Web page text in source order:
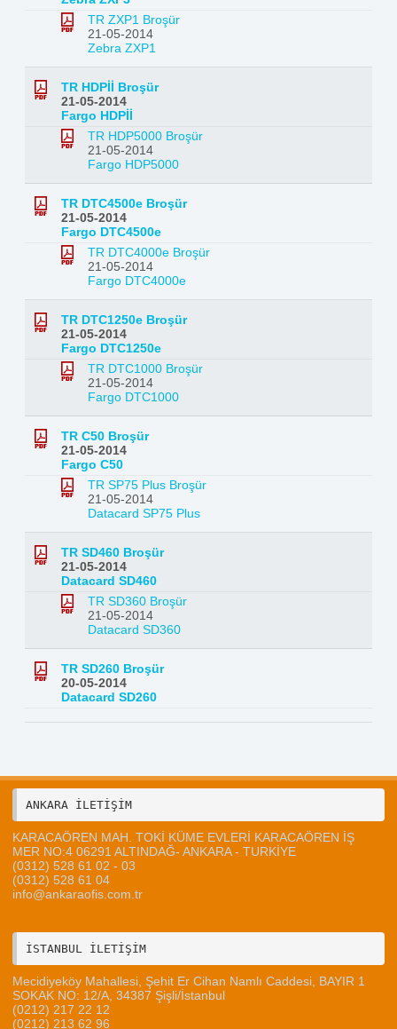
TR ZXP1 Broşür
21-05-2014
Zebra ZXP1
TR HDPİİ Broşür
21-05-2014
Fargo HDPİİ
TR HDP5000 Broşür
21-05-2014
Fargo HDP5000
TR DTC4500e Broşür
21-05-2014
Fargo DTC4500e
TR DTC4000e Broşür
21-05-2014
Fargo DTC4000e
TR DTC1250e Broşür
21-05-2014
Fargo DTC1250e
TR DTC1000 Broşür
21-05-2014
Fargo DTC1000
TR C50 Broşür
21-05-2014
Fargo C50
TR SP75 Plus Broşür
21-05-2014
Datacard SP75 Plus
TR SD460 Broşür
21-05-2014
Datacard SD460
TR SD360 Broşür
21-05-2014
Datacard SD360
TR SD260 Broşür
20-05-2014
Datacard SD260
ANKARA İLETİŞİM
KARACAÖREN MAH. TOKİ KÜME EVLERİ KARACAÖREN İŞ
MER NO:4 06291 ALTINDAĞ- ANKARA - TURKİYE
(0312) 528 61 02 - 03
(0312) 528 61 04
info@ankaraofis.com.tr
Mecidiyeköy Mahallesi, Şehit Er Cihan Namlı Caddesi, BAYIR 1
SOKAK NO: 12/A, 34387 Şişli/İstanbul
(0212) 217 22 12
(0212) 213 62 96